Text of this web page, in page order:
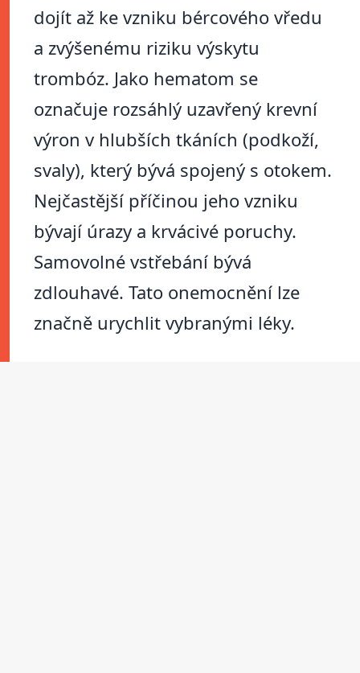
dojít až ke vzniku bércového vředu
a zvýšenému riziku výskytu
trombóz. Jako hematom se
označuje rozsáhlý uzavřený krevní
výron v hlubších tkáních (podkoží,
svaly), který bývá spojený s otokem.
Nejčastější příčinou jeho vzniku
bývají úrazy a krvácivé poruchy.
Samovolné vstřebání bývá
zdlouhavé. Tato onemocnění lze
značně urychlit vybranými léky.